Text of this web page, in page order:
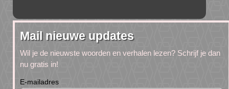
Mail nieuwe updates
Wil je de nieuwste woorden en verhalen lezen? Schrijf je dan
nu gratis in!
E-mailadres